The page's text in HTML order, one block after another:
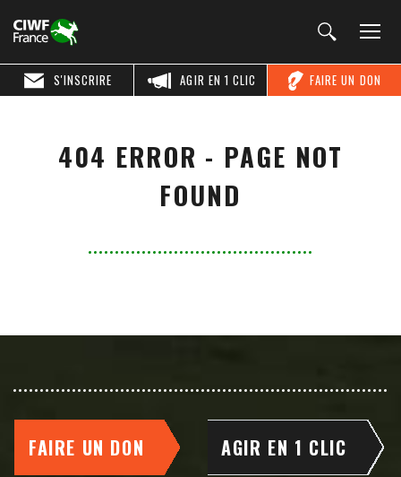
FAIRE UN DON
AGIR EN 1 CLIC
S'INSCRIRE
404 ERROR - PAGE NOT
FOUND
FAIRE UN DON AGIR EN 1 CLIC